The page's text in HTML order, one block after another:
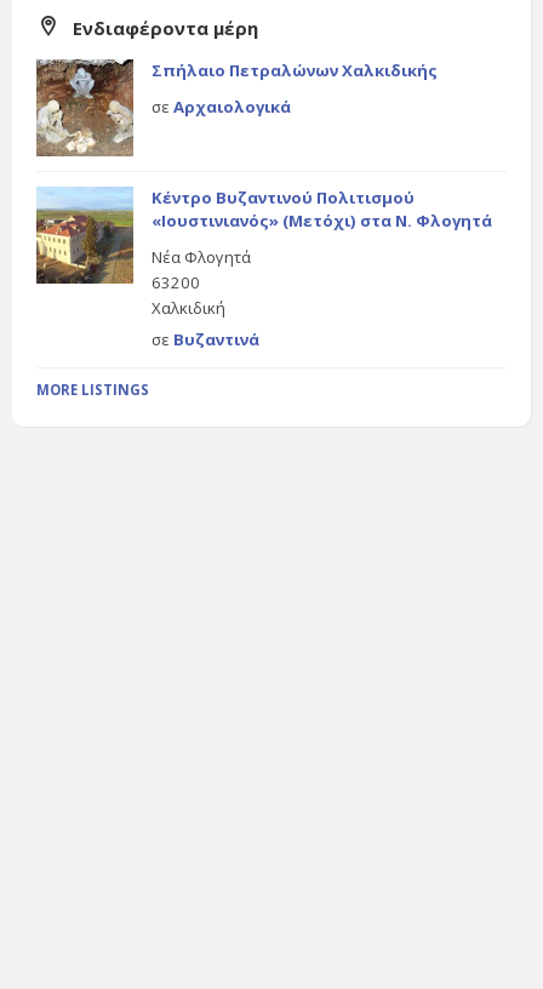
Ενδιαφέροντα μέρη
Σπήλαιο Πετραλώνων Χαλκιδικής
σε Αρχαιολογικά
Κέντρο Βυζαντινού Πολιτισμού
«Ιουστινιανός» (Μετόχι) στα Ν. Φλογητά
Νέα Φλογητά
63200
Χαλκιδική
σε Βυζαντινά
MORE LISTINGS